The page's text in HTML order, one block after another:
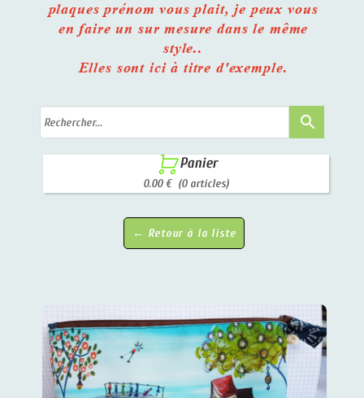
plaques prénom vous plait, je peux vous
en faire un sur mesure dans le même
style..
Elles sont ici à titre d'exemple.
search
 Panier
0.00 € (0 articles)
← Retour à la liste